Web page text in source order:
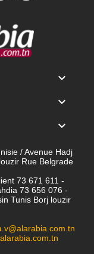



/ Avenue Hadj
Rue Belgrade
73 671 611 -
73 656 076 -
Tunis Borj louzir